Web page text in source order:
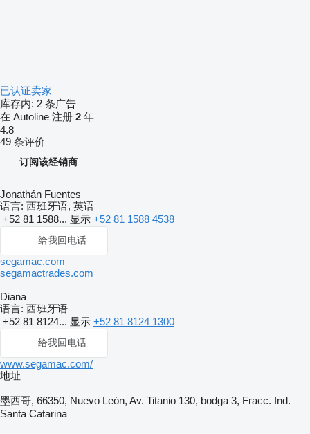
已认证卖家
库存内: 2 条广告
在 Autoline 注册 2 年
4.8
49 条评价
订阅该经销商
Jonathán Fuentes
语言: 西班牙语, 英语
+52 81 1588... 显示 +52 81 1588 4538
给我回电话
segamac.com
segamactrades.com
Diana
语言: 西班牙语
+52 81 8124... 显示 +52 81 8124 1300
给我回电话
www.segamac.com/
地址
墨西哥, 66350, Nuevo León, Av. Titanio 130, bodga 3, Fracc. Ind.
Santa Catarina